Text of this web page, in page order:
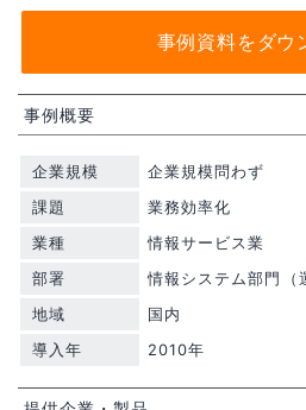
事例資料をダウ
事例概要
企業規模
企業規模問わず
課題
業務効率化
業種
情報サービス業
部署
情報システム部門（
地域
国内
導入年
2010年